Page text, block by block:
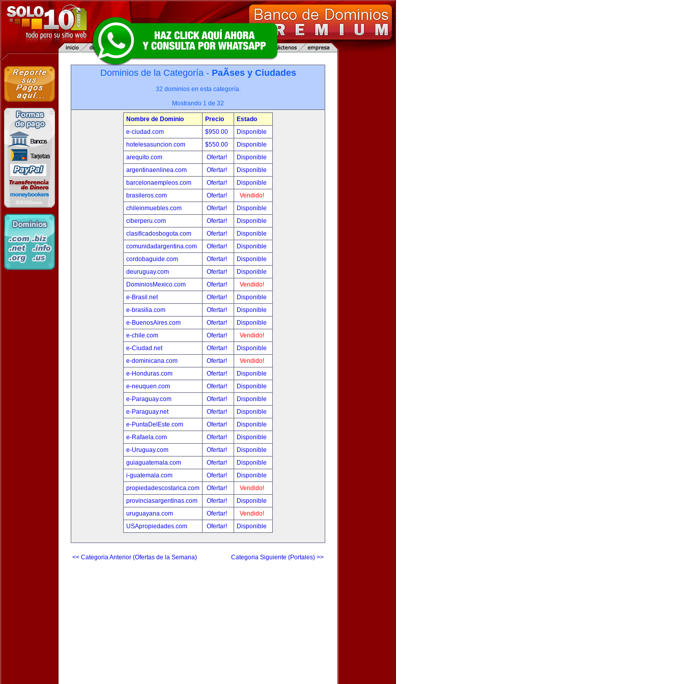
Dominios de la Categoría - PaÃ­ses y Ciudades
32 dominios en esta categoría.
Mostrando 1 de 32
Nombre de Dominio Precio
Estado
e-ciudad.com
$950.00
Disponible
hotelesasuncion.com
$550.00
Disponible
arequito.com
Ofertar!
Disponible
argentinaenlinea.com
Ofertar!
Disponible
barcelonaempleos.com
Ofertar!
Disponible
brasileros.com
Ofertar!
Vendido!
chileinmuebles.com
Ofertar!
Disponible
ciberperu.com
Ofertar!
Disponible
clasificadosbogota.com
Ofertar!
Disponible
comunidadargentina.com
Ofertar!
Disponible
cordobaguide.com
Ofertar!
Disponible
deuruguay.com
Ofertar!
Disponible
DominiosMexico.com
Ofertar!
Vendido!
e-Brasil.net
Ofertar!
Disponible
e-brasilia.com
Ofertar!
Disponible
e-BuenosAires.com
Ofertar!
Disponible
e-chile.com
Ofertar!
Vendido!
e-Ciudad.net
Ofertar!
Disponible
e-dominicana.com
Ofertar!
Vendido!
e-Honduras.com
Ofertar!
Disponible
e-neuquen.com
Ofertar!
Disponible
e-Paraguay.com
Ofertar!
Disponible
e-Paraguay.net
Ofertar!
Disponible
e-PuntaDelEste.com
Ofertar!
Disponible
e-Rafaela.com
Ofertar!
Disponible
e-Uruguay.com
Ofertar!
Disponible
guiaguatemala.com
Ofertar!
Disponible
i-guatemala.com
Ofertar!
Disponible
propiedadescostarica.com
Ofertar!
Vendido!
provinciasargentinas.com
Ofertar!
Disponible
uruguayana.com
Ofertar!
Vendido!
USApropiedades.com
Ofertar! Disponible
<< Categoria Anterior (Ofertas de la Semana) Categoria Siguiente (Portales) >>